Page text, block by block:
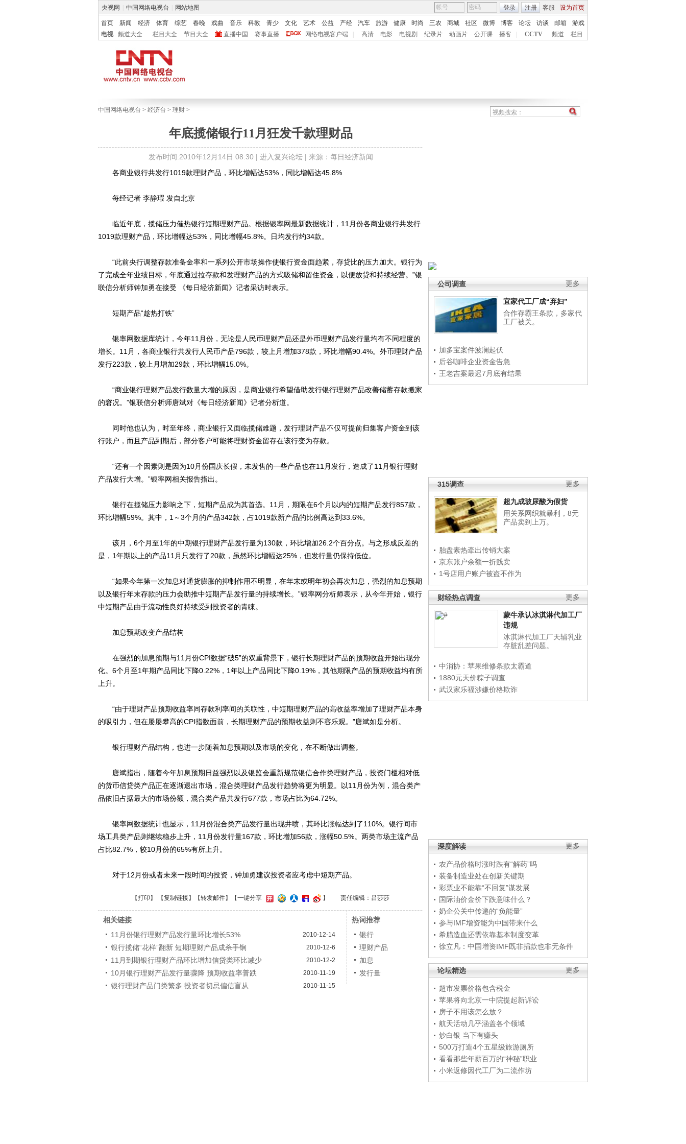
央视网 中国网络电视台 网站地图 客服 设为首页
登录 注册
首页 新闻 经济 体育 综艺 春晚 戏曲 音乐 科教 青少 文化 艺术 公益 产经 汽车 旅游 健康 时尚 三农 商城 社区 微博 博客 论坛 访谈 邮箱
游戏
电视
频道大全 栏目大全 节目大全 直播中国 赛事直播 网络电视客户端 高清 电影 电视剧 纪录片 动画片 公开课 播客 CCTV 频道 栏目
中国网络电视台 > 经济台 > 理财 >
年底揽储银行11月狂发千款理财品
发布时间:2010年12月14日 08:30 | 进入复兴论坛| 来源：每日经济新闻
更多
公司调查
宜家代工厂成“弃妇”
合作存霸王条款，多家代
工厂被关。
加多宝案件波澜起伏
后谷咖啡企业资金告急
王老吉案最迟7月底有结果
更多
315调查
超九成玻尿酸为假货
用关系网织就暴利，8元
产品卖到上万。
胎盘素热牵出传销大案
京东账户余额一折贱卖
1号店用户账户被盗不作为
更多
财经热点调查
蒙牛承认冰淇淋代加工厂
违规
冰淇淋代加工厂天辅乳业
存脏乱差问题。
中消协：苹果维修条款太霸道
1880元天价粽子调查
武汉家乐福涉嫌价格欺诈
更多
深度解读
农产品价格时涨时跌有“解药”吗
装备制造业处在创新关键期
彩票业不能靠“不回复”谋发展
国际油价金价下跌意味什么？
奶企公关中传递的“负能量”
参与IMF增资能为中国带来什么
希腊造血还需依靠基本制度变革
徐立凡：中国增资IMF既非捐款也非无条件
更多
论坛精选
超市发票价格包含税金
苹果将向北京一中院提起新诉讼
房子不用该怎么放？
航天活动几乎涵盖各个领域
炒白银 当下有赚头
500万打造4个五星级旅游厕所
看看那些年薪百万的“神秘”职业
小米返修因代工厂为二流作坊
各商业银行共发行1019款理财产品，环比增幅达53%，同比增幅达45.8%
每经记者 李静瑕 发自北京
临近年底，揽储压力催热银行短期理财产品。根据银率网最新数据统计，11月份各商业银行共发行
1019款理财产品，环比增幅达53%，同比增幅45.8%。日均发行约34款。
“此前央行调整存款准备金率和一系列公开市场操作使银行资金面趋紧，存贷比的压力加大。银行为
了完成全年业绩目标，年底通过拉存款和发理财产品的方式吸储和留住资金，以便放贷和持续经营。”银
联信分析师钟加勇在接受 《每日经济新闻》记者采访时表示。
短期产品“趁热打铁”
银率网数据库统计，今年11月份，无论是人民币理财产品还是外币理财产品发行量均有不同程度的
增长。11月，各商业银行共发行人民币产品796款，较上月增加378款，环比增幅90.4%。外币理财产品
发行223款，较上月增加29款，环比增幅15.0%。
“商业银行理财产品发行数量大增的原因，是商业银行希望借助发行银行理财产品改善储蓄存款搬家
的窘况。”银联信分析师唐斌对《每日经济新闻》记者分析道。
同时他也认为，时至年终，商业银行又面临揽储难题，发行理财产品不仅可提前归集客户资金到该
行账户，而且产品到期后，部分客户可能将理财资金留存在该行变为存款。
“还有一个因素则是因为10月份国庆长假，未发售的一些产品也在11月发行，造成了11月银行理财
产品发行大增。”银率网相关报告指出。
银行在揽储压力影响之下，短期产品成为其首选。11月，期限在6个月以内的短期产品发行857款，
环比增幅59%。其中，1～3个月的产品342款，占1019款新产品的比例高达到33.6%。
该月，6个月至1年的中期银行理财产品发行量为130款，环比增加26.2个百分点。与之形成反差的
是，1年期以上的产品11月只发行了20款，虽然环比增幅达25%，但发行量仍保持低位。
“如果今年第一次加息对通货膨胀的抑制作用不明显，在年末或明年初会再次加息，强烈的加息预期
以及银行年末存款的压力会助推中短期产品发行量的持续增长。”银率网分析师表示，从今年开始，银行
中短期产品由于流动性良好持续受到投资者的青睐。
加息预期改变产品结构
在强烈的加息预期与11月份CPI数据“破5”的双重背景下，银行长期理财产品的预期收益开始出现分
化。6个月至1年期产品同比下降0.22%，1年以上产品同比下降0.19%，其他期限产品的预期收益均有所
上升。
“由于理财产品预期收益率同存款利率间的关联性，中短期理财产品的高收益率增加了理财产品本身
的吸引力，但在屡屡攀高的CPI指数面前，长期理财产品的预期收益则不容乐观。”唐斌如是分析。
银行理财产品结构，也进一步随着加息预期以及市场的变化，在不断做出调整。
唐斌指出，随着今年加息预期日益强烈以及银监会重新规范银信合作类理财产品，投资门槛相对低
的货币信贷类产品正在逐渐退出市场，混合类理财产品发行趋势将更为明显。以11月份为例，混合类产
品依旧占据最大的市场份额，混合类产品共发行677款，市场占比为64.72%。
银率网数据统计也显示，11月份混合类产品发行量出现井喷，其环比涨幅达到了110%。银行间市
场工具类产品则继续稳步上升，11月份发行量167款，环比增加56款，涨幅50.5%。两类市场主流产品
占比82.7%，较10月份的65%有所上升。
对于12月份或者未来一段时间的投资，钟加勇建议投资者应考虑中短期产品。
【打印 】 【复制链接】【转发邮件】 【一键分享 】 责任编辑：吕莎莎
相关链接
11月份银行理财产品发行量环比增长53%
2010-12-14
银行揽储“花样”翻新 短期理财产品成杀手锏 2010-12-6
11月到期银行理财产品环比增加信贷类环比减少 2010-12-2
10月银行理财产品发行量骤降 预期收益率普跌 2010-11-19
银行理财产品门类繁多 投资者切忌偏信盲从 2010-11-15
热词推荐
银行
理财产品
加息
发行量